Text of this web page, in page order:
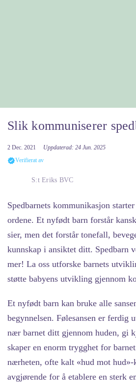
Slik kommuniserer
2 Dec. 2021
Uppdaterad: 24 Jun. 2025
Verifierat av
S:t Eriks BVC
Spedbarnets kommunikasjon
ordene. Et nyfødt barn forstår
sier, men det forstår tonefall,
kunnskap i ansiktet ditt. Spedbarn
mer! La oss utforske barnets
støtte babyens utvikling gjennom
Et nyfødt barn kan bruke alle
begynnelsen. Følesansen er ferdig
nær barnet ditt gjennom huden, gi
skaper en enorm trygghet for
nærheten, ofte kalt «hud mot hud»-
avgjørende for å etablere en sterk